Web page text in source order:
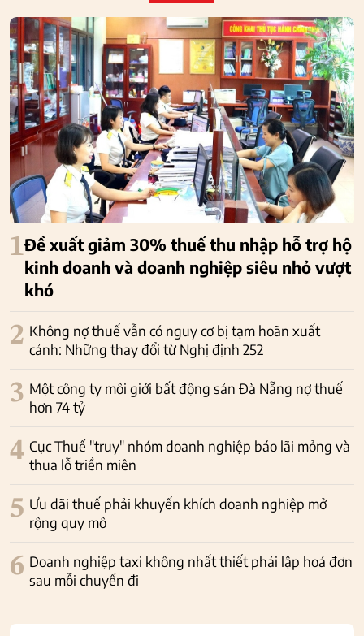
1Đề xuất giảm 30% thuế thu nhập hỗ trợ hộ
kinh doanh và doanh nghiệp siêu nhỏ vượt
khó
2 Không nợ thuế vẫn có nguy cơ bị tạm hoãn xuất
cảnh: Những thay đổi từ Nghị định 252
3 Một công ty môi giới bất động sản Đà Nẵng nợ thuế
hơn 74 tỷ
4 Cục Thuế "truy" nhóm doanh nghiệp báo lãi mỏng và
thua lỗ triền miên
5 Ưu đãi thuế phải khuyến khích doanh nghiệp mở
rộng quy mô
6 Doanh nghiệp taxi không nhất thiết phải lập hoá đơn
sau mỗi chuyến đi